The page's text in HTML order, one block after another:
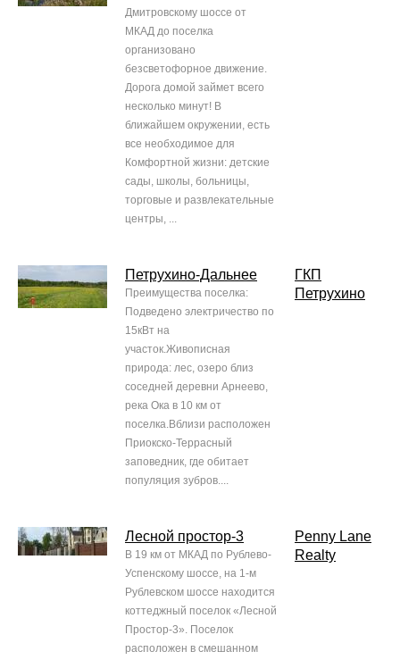
Дмитровскому шоссе от
МКАД до поселка
организовано
безсветофорное движение.
Дорога домой займет всего
несколько минут! В
ближайшем окружении, есть
все необходимое для
Комфортной жизни: детские
сады, школы, больницы,
торговые и развлекательные
центры, ...
Петрухино-Дальнее
Преимущества поселка:
Подведено электричество по
15кВт на
участок.Живописная
природа: лес, озеро близ
соседней деревни Арнеево,
река Ока в 10 км от
поселка.Вблизи расположен
Приокско-Террасный
заповедник, где обитает
популяция зубров....
ГКП
Петрухино
Лесной простор-3
В 19 км от МКАД по Рублево-
Успенскому шоссе, на 1-м
Рублевском шоссе находится
коттеджный поселок «Лесной
Простор-3». Поселок
расположен в смешанном
Penny Lane
Realty